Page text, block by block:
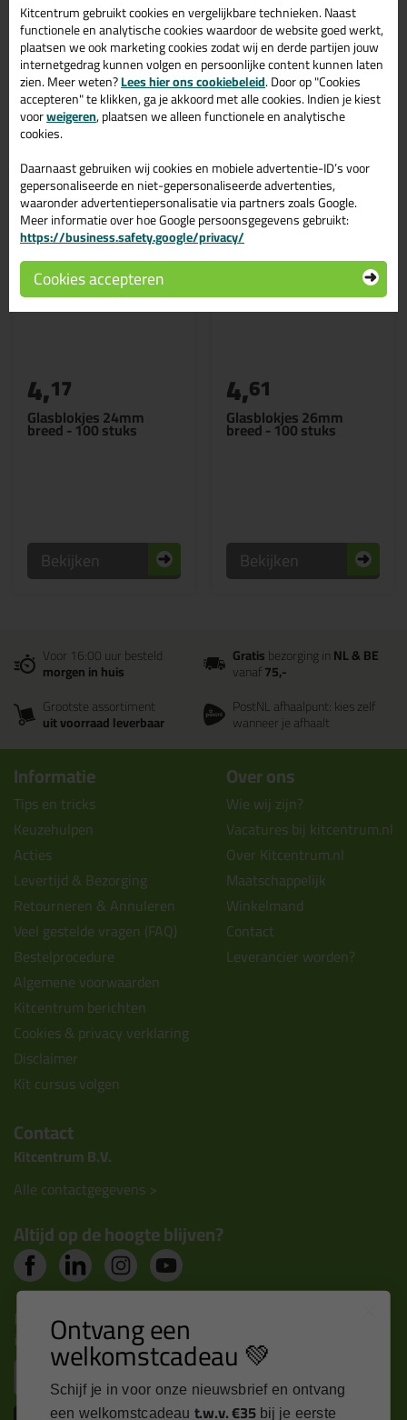
Wil je meer weten over de toepassing en kenmerken van dit
product?Lees alles over dit product >
Gerelateerde producten
Glasblokjes 24mm
breed - 100 stuks
4,17
Bekijken
Glasblokjes 26mm
breed - 100 stuks
4,61
Bekijken
Voor 16:00 uur besteld
morgen in huis
Gratisbezorging inNL & BE
vanaf75,-
Grootste assortiment
uit voorraad leverbaar
PostNL afhaalpunt: kies zelf
wanneer je afhaalt
Informatie
Tips en tricks
Keuzehulpen
Acties
Levertijd & Bezorging
Retourneren & Annuleren
Veel gestelde vragen (FAQ)
Bestelprocedure
Algemene voorwaarden
Kitcentrum berichten
Cookies & privacy verklaring
Disclaimer
Kit cursus volgen
Over ons
Wie wij zijn?
Vacatures bij kitcentrum.nl
Over Kitcentrum.nl
Maatschappelijk
Winkelmand
Contact
Leverancier worden?
Contact
Kitcentrum B.V.
Alle contactgegevens >
Altijd op de hoogte blijven?
Nieuws, tips en exclusieve deals rechtstreeks in je
inbox
Kitcentrum gebruikt cookies en vergelijkbare technieken. Naast
functionele en analytische cookies waardoor de website goed werkt,
plaatsen we ook marketing cookies zodat wij en derde partijen jouw
internetgedrag kunnen volgen en persoonlijke content kunnen laten
zien. Meer weten?Lees hier ons cookiebeleid. Door op "Cookies
accepteren" te klikken, ga je akkoord met alle cookies. Indien je kiest
voorweigeren, plaatsen we alleen functionele en analytische
cookies.
Daarnaast gebruiken wij cookies en mobiele advertentie-ID’s voor
gepersonaliseerde en niet-gepersonaliseerde advertenties,
waaronder advertentiepersonalisatie via partners zoals Google.
Meer informatie over hoe Google persoonsgegevens gebruikt:
https://business.safety.google/privacy/
Cookies accepteren
Ontvang een
welkomstcadeau 💚
Schijf je in voor onze nieuwsbrief en ontvang
een welkomstcadeau t.w.v. €35 bij je eerste